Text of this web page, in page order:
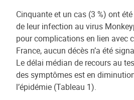
Cinquante et un cas (3 %) ont
de leur infection au virus
pour complications en lien avec
France, aucun décès n’a été
Le délai médian de recours au
des symptômes est en
l’épidémie (Tableau 1).